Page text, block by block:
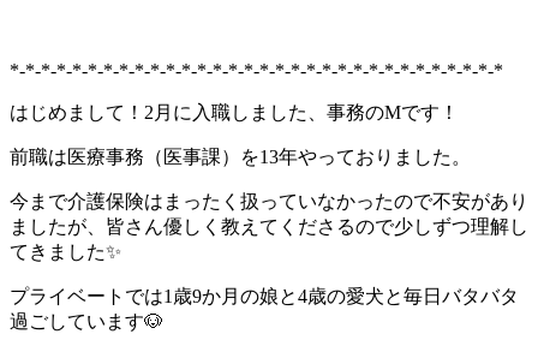
*-*-*-*-*-*-*-*-*-*-*-*-*-*-*-*-*-*-*-*-*-*-*-*-*-*-*-*-*-*-*-*
はじめまして！2月に入職しました、事務のMです！
前職は医療事務（医事課）を13年やっておりました。
今まで介護保険はまったく扱っていなかったので不安があり
ましたが、皆さん優しく教えてくださるので少しずつ理解し
てきました✨
プライベートでは1歳9か月の娘と4歳の愛犬と毎日バタバタ
過ごしています🐶